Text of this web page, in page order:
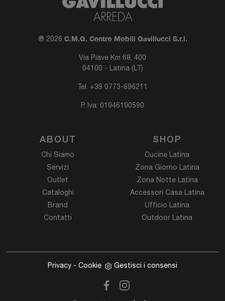
® 2026 C.M.G. Centro Mobili Gavillucci S.r.l.
Via Piave Km 68, 400
04100 - Latina (LT)
Tel. +39 0773-696211
P. Iva: 01946190590
ABOUT
Chi Siamo
Servizi
Outlet
Cataloghi
Brand
Contatti
SHOP
Cucine Latina
Zona Giorno Latina
Zona Notte Latina
Accessori Casa Latina
Ufficio Latina
Outdoor Latina
Privacy - Cookie Gestisci i consensi